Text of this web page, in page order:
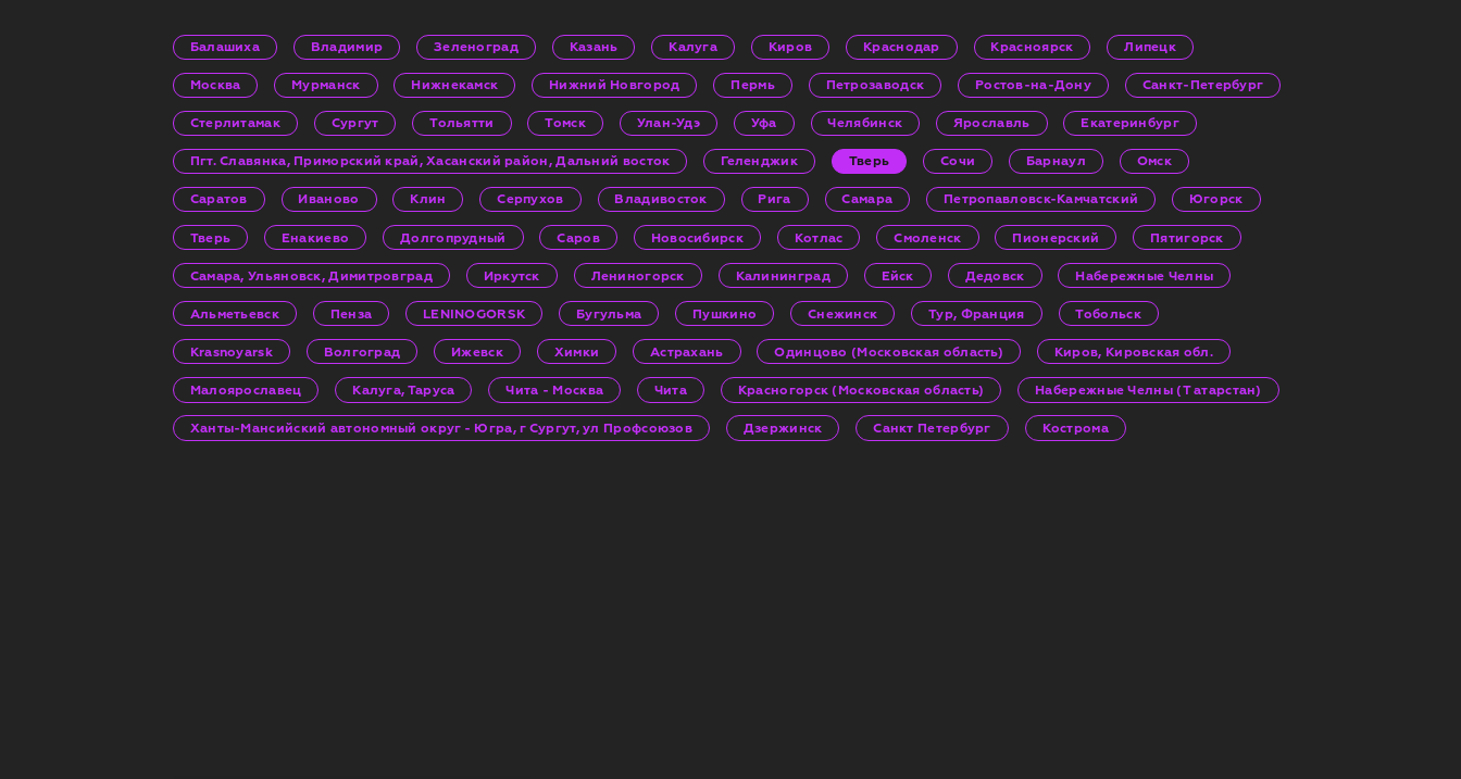
Балашиха Владимир Зеленоград Казань Калуга Киров Краснодар Красноярск Липецк
Москва Мурманск Нижнекамск Нижний Новгород Пермь Петрозаводск Ростов-на-Дону Санкт-Петербург
Стерлитамак Сургут Тольятти Томск Улан-Удэ Уфа Челябинск Ярославль Екатеринбург
Пгт. Славянка, Приморский край, Хасанский район, Дальний восток Геленджик Тверь Сочи Барнаул Омск
Саратов Иваново Клин Серпухов Владивосток Рига Самара Петропавловск-Камчатский Югорск
Тверь Енакиево Долгопрудный Саров Новосибирск Котлас Смоленск Пионерский Пятигорск
Самара, Ульяновск, Димитровград Иркутск Лениногорск Калининград Ейск Дедовск Набережные Челны
Альметьевск Пенза LENINOGORSK Бугульма Пушкино Снежинск Тур, Франция Тобольск
Krasnoyarsk Волгоград Ижевск Химки Астрахань Одинцово (Московская область) Киров, Кировская обл.
Малоярославец Калуга, Таруса Чита - Москва Чита Красногорск (Московская область) Набережные Челны (Т атарстан)
Ханты-Мансийский автономный округ - Югра, г Сургут, ул Профсоюзов Дзержинск Санкт Петербург Кострома